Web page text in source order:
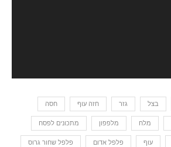
בצל גזר חזה עוף חסה
מלח מלפפון מתכונים לפסח
עוף פלפל אדום פלפל שחור גרוס